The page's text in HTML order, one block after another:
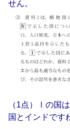
せん。
（1点）Ⅰの国
国とインドです